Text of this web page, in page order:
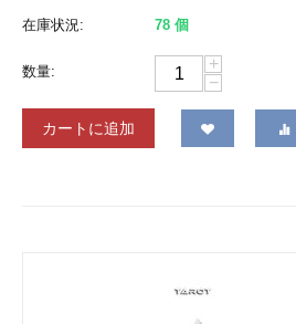
在庫状況: 78 個
数量:
+
−
カートに追加